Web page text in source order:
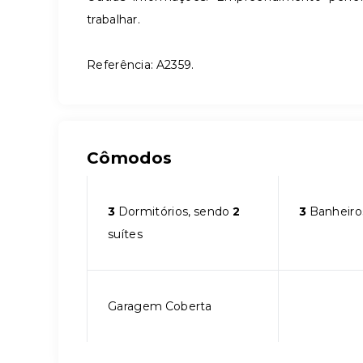
trabalhar.
Referência: A2359.
Cômodos
3 Dormitórios, sendo2
suítes
3
Garagem Coberta